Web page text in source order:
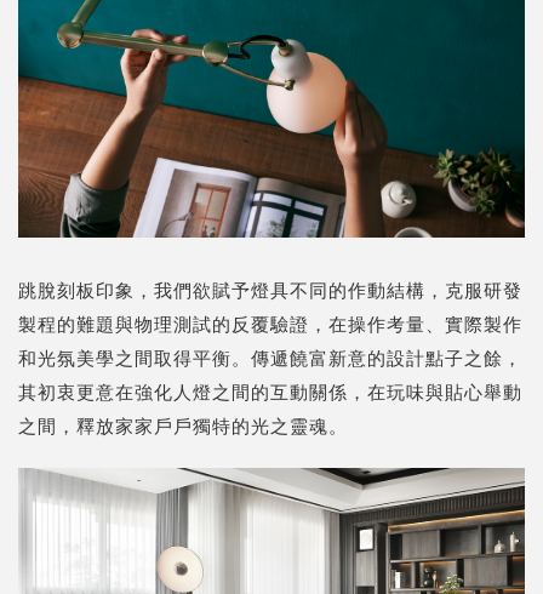
跳脫刻板印象，我們欲賦予燈具不同的作動結構，克服研發
製程的難題與物理測試的反覆驗證，在操作考量、實際製作
和光氛美學之間取得平衡。傳遞饒富新意的設計點子之餘，
其初衷更意在強化人燈之間的互動關係，在玩味與貼心舉動
之間，釋放家家戶戶獨特的光之靈魂。